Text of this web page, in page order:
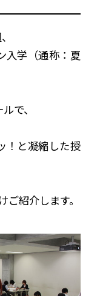
入学（通称：夏
で、
！と凝縮した授
紹介します。